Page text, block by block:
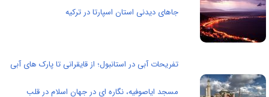
جاهای دیدنی استان اسپارتا در ترکیه
تفریحات آبی در استانبول؛ از قایقرانی تا پارک های آبی
مسجد ایاصوفیه، نگاره ای در جهان اسلام در قلب